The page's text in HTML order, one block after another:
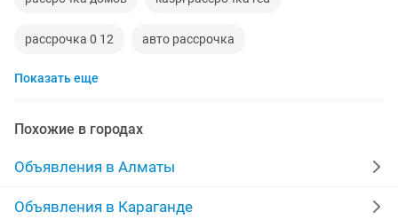
рассрочка 0 12 авто рассрочка
Показать еще
Похожие в городах
Объявления в Алматы
Объявления в Караганде